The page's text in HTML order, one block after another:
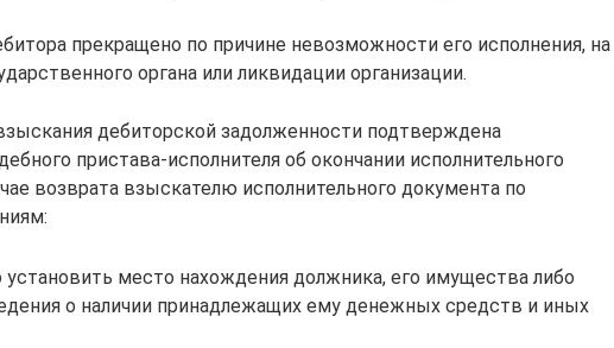
прекращено по причине невозможности его исполнения, на
органа или ликвидации организации.
дебиторской задолженности подтверждена
пристава-исполнителя об окончании исполнительного
возврата взыскателю исполнительного документа по
место нахождения должника, его имущества либо
о наличии принадлежащих ему денежных средств и иных